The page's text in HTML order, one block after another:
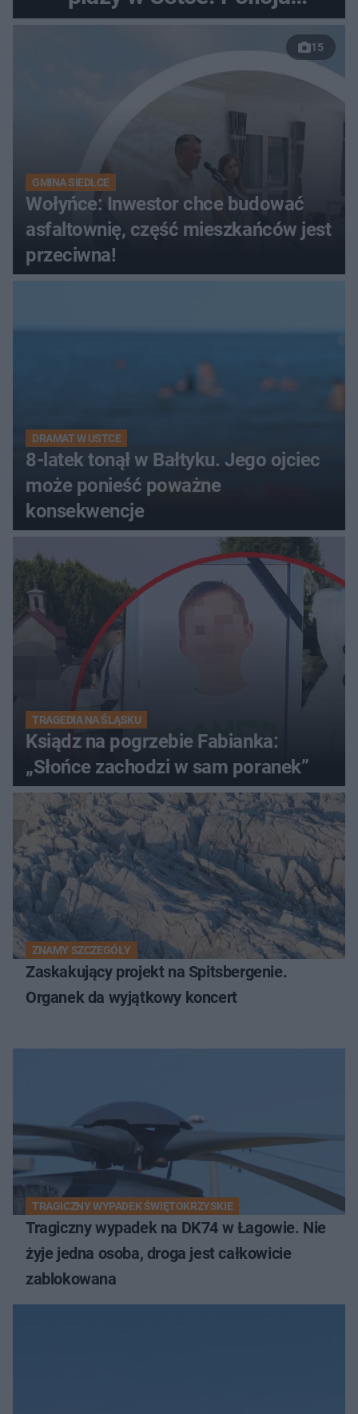
musiała zamknąć odcinek
wybrzeża
15
GMINA SIEDLCE
Wołyńce: Inwestor chce budować
asfaltownię, część mieszkańców jest
przeciwna!
DRAMAT W USTCE
8-latek tonął w Bałtyku. Jego ojciec
może ponieść poważne
konsekwencje
TRAGEDIA NA ŚLĄSKU
Ksiądz na pogrzebie Fabianka:
„Słońce zachodzi w sam poranek”
ZNAMY SZCZEGÓŁY
Zaskakujący projekt na Spitsbergenie.
Organek da wyjątkowy koncert
TRAGICZNY WYPADEK ŚWIĘTOKRZYSKIE
Tragiczny wypadek na DK74 w Łagowie. Nie
żyje jedna osoba, droga jest całkowicie
zablokowana